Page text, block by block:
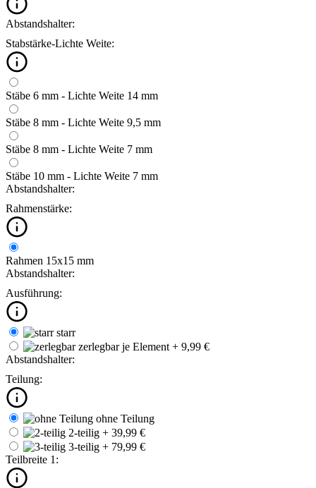
Abstandshalter:
Stabstärke-Lichte Weite:
Stäbe 6 mm - Lichte Weite 14 mm
Stäbe 8 mm - Lichte Weite 9,5 mm
Stäbe 8 mm - Lichte Weite 7 mm
Stäbe 10 mm - Lichte Weite 7 mm
Abstandshalter:
Rahmenstärke:
Rahmen 15x15 mm
Abstandshalter:
Ausführung:
starr
zerlegbarje Element + 9,99 €
Abstandshalter:
Teilung:
ohne Teilung
2-teilig + 39,99 €
3-teilig + 79,99 €
Teilbreite 1: